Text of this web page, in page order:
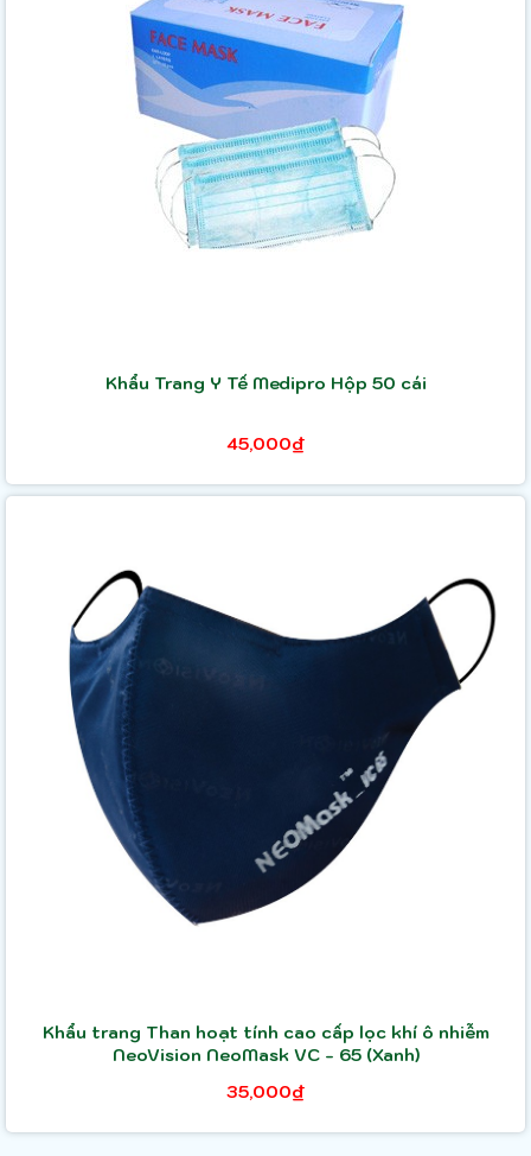
Khẩu Trang Y Tế Medipro Hộp 50 cái
45,000₫
Khẩu trang Than hoạt tính cao cấp lọc khí ô nhiễm
NeoVision NeoMask VC - 65 (Xanh)
35,000₫